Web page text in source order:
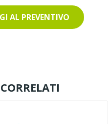
AL PREVENTIVO